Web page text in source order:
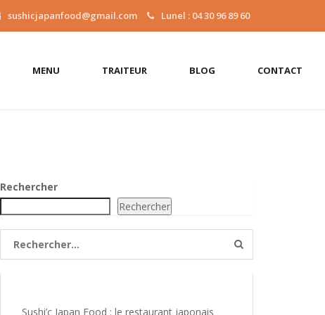
sushicjapanfood@gmail.com Lunel : 04 30 96 89 60
MENU TRAITEUR BLOG CONTACT
Rechercher
Rechercher
Sushi’c Japan Food : le restaurant japonais